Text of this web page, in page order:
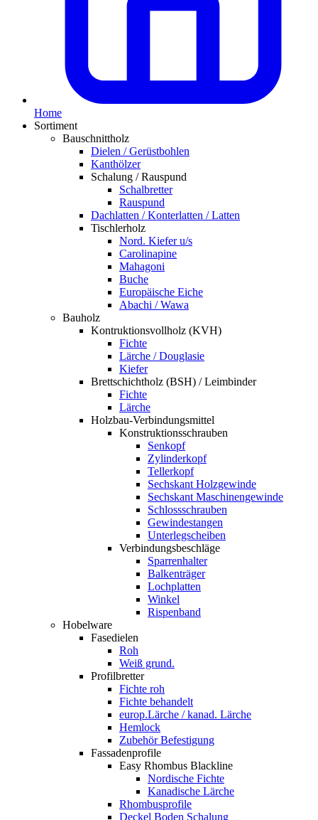
Home
Sortiment
Bauschnittholz
Dielen / Gerüstbohlen
Kanthölzer
Schalung / Rauspund
Schalbretter
Rauspund
Dachlatten / Konterlatten / Latten
Tischlerholz
Nord. Kiefer u/s
Carolinapine
Mahagoni
Buche
Europäische Eiche
Abachi / Wawa
Bauholz
Kontruktionsvollholz (KVH)
Fichte
Lärche / Douglasie
Kiefer
Brettschichtholz (BSH) / Leimbinder
Fichte
Lärche
Holzbau-Verbindungsmittel
Konstruktionsschrauben
Senkopf
Zylinderkopf
Tellerkopf
Sechskant Holzgewinde
Sechskant Maschinengewinde
Schlossschrauben
Gewindestangen
Unterlegscheiben
Verbindungsbeschläge
Sparrenhalter
Balkenträger
Lochplatten
Winkel
Rispenband
Hobelware
Fasedielen
Roh
Weiß grund.
Profilbretter
Fichte roh
Fichte behandelt
europ.Lärche / kanad. Lärche
Hemlock
Zubehör Befestigung
Fassadenprofile
Easy Rhombus Blackline
Nordische Fichte
Kanadische Lärche
Rhombusprofile
Deckel Boden Schalung